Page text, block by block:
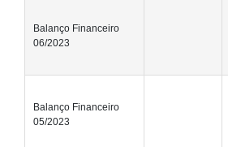
Balanço Financeiro
06/2023
Balanço Financeiro
05/2023